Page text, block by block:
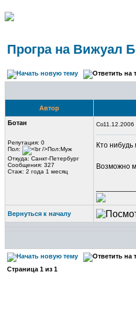
Програ на Вижуал
Автор
Ботан
Репутация: 0
Пол:
Откуда: Санкт-Петербург
Сообщения: 327
Стаж: 2 года 1 месяц
Кто
Возможно
Вернуться к началу
Страница 1 из 1